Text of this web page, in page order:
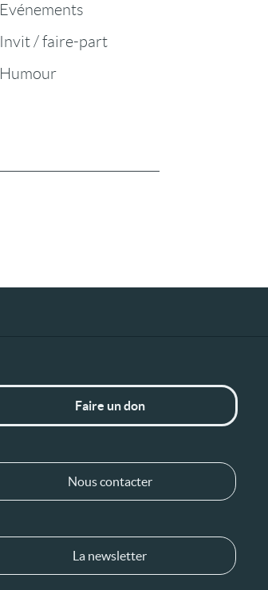
Evénements
Invit / faire-part
Humour
Faire un don
Nous contacter
La newsletter